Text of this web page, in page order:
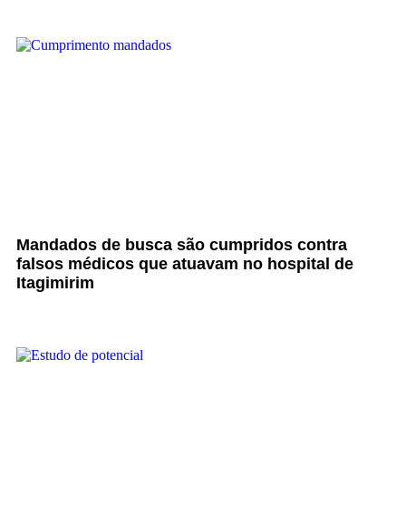
Mandados de busca são cumpridos contra
falsos médicos que atuavam no hospital de
Itagimirim